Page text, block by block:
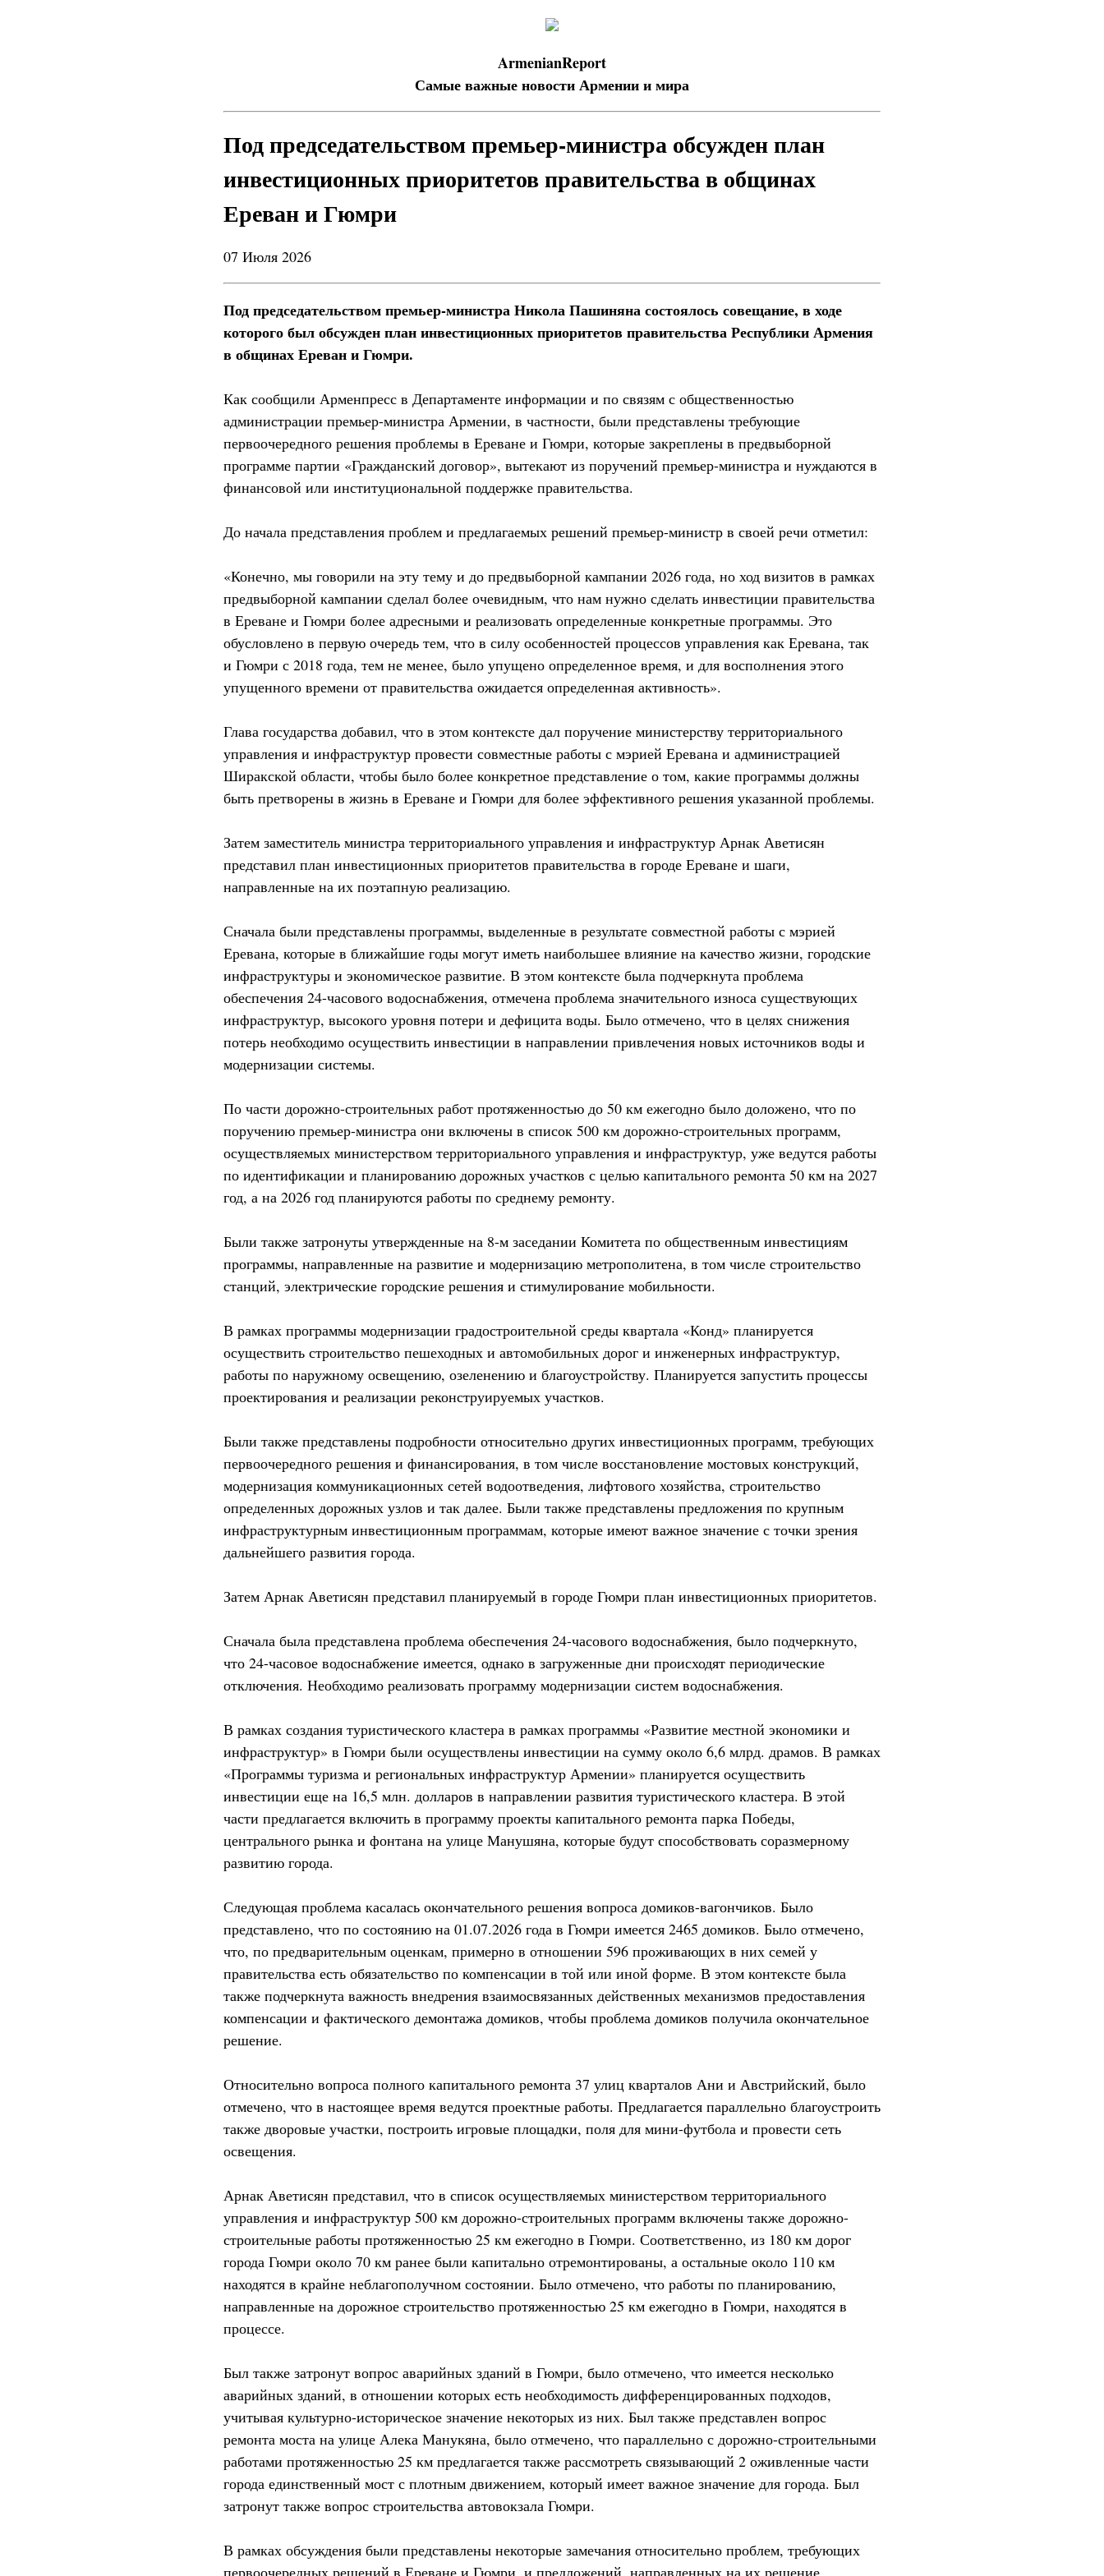
ArmenianReport
Самые важные новости Армении и мира
Под председательством премьер-министра обсужден план
инвестиционных приоритетов правительства в общинах
Ереван и Гюмри
07 Июля 2026
Под председательством премьер-министра Никола Пашиняна состоялось совещание, в ходе
которого был обсужден план инвестиционных приоритетов правительства Республики Армения
в общинах Ереван и Гюмри.
Как сообщили Арменпресс в Департаменте информации и по связям с общественностью
администрации премьер-министра Армении, в частности, были представлены требующие
первоочередного решения проблемы в Ереване и Гюмри, которые закреплены в предвыборной
программе партии «Гражданский договор», вытекают из поручений премьер-министра и нуждаются в
финансовой или институциональной поддержке правительства.
До начала представления проблем и предлагаемых решений премьер-министр в своей речи отметил:
«Конечно, мы говорили на эту тему и до предвыборной кампании 2026 года, но ход визитов в рамках
предвыборной кампании сделал более очевидным, что нам нужно сделать инвестиции правительства
в Ереване и Гюмри более адресными и реализовать определенные конкретные программы. Это
обусловлено в первую очередь тем, что в силу особенностей процессов управления как Еревана, так
и Гюмри с 2018 года, тем не менее, было упущено определенное время, и для восполнения этого
упущенного времени от правительства ожидается определенная активность».
Глава государства добавил, что в этом контексте дал поручение министерству территориального
управления и инфраструктур провести совместные работы с мэрией Еревана и администрацией
Ширакской области, чтобы было более конкретное представление о том, какие программы должны
быть претворены в жизнь в Ереване и Гюмри для более эффективного решения указанной проблемы.
Затем заместитель министра территориального управления и инфраструктур Арнак Аветисян
представил план инвестиционных приоритетов правительства в городе Ереване и шаги,
направленные на их поэтапную реализацию.
Сначала были представлены программы, выделенные в результате совместной работы с мэрией
Еревана, которые в ближайшие годы могут иметь наибольшее влияние на качество жизни, городские
инфраструктуры и экономическое развитие. В этом контексте была подчеркнута проблема
обеспечения 24-часового водоснабжения, отмечена проблема значительного износа существующих
инфраструктур, высокого уровня потери и дефицита воды. Было отмечено, что в целях снижения
потерь необходимо осуществить инвестиции в направлении привлечения новых источников воды и
модернизации системы.
По части дорожно-строительных работ протяженностью до 50 км ежегодно было доложено, что по
поручению премьер-министра они включены в список 500 км дорожно-строительных программ,
осуществляемых министерством территориального управления и инфраструктур, уже ведутся работы
по идентификации и планированию дорожных участков с целью капитального ремонта 50 км на 2027
год, а на 2026 год планируются работы по среднему ремонту.
Были также затронуты утвержденные на 8-м заседании Комитета по общественным инвестициям
программы, направленные на развитие и модернизацию метрополитена, в том числе строительство
станций, электрические городские решения и стимулирование мобильности.
В рамках программы модернизации градостроительной среды квартала «Конд» планируется
осуществить строительство пешеходных и автомобильных дорог и инженерных инфраструктур,
работы по наружному освещению, озеленению и благоустройству. Планируется запустить процессы
проектирования и реализации реконструируемых участков.
Были также представлены подробности относительно других инвестиционных программ, требующих
первоочередного решения и финансирования, в том числе восстановление мостовых конструкций,
модернизация коммуникационных сетей водоотведения, лифтового хозяйства, строительство
определенных дорожных узлов и так далее. Были также представлены предложения по крупным
инфраструктурным инвестиционным программам, которые имеют важное значение с точки зрения
дальнейшего развития города.
Затем Арнак Аветисян представил планируемый в городе Гюмри план инвестиционных приоритетов.
Сначала была представлена проблема обеспечения 24-часового водоснабжения, было подчеркнуто,
что 24-часовое водоснабжение имеется, однако в загруженные дни происходят периодические
отключения. Необходимо реализовать программу модернизации систем водоснабжения.
В рамках создания туристического кластера в рамках программы «Развитие местной экономики и
инфраструктур» в Гюмри были осуществлены инвестиции на сумму около 6,6 млрд. драмов. В рамках
«Программы туризма и региональных инфраструктур Армении» планируется осуществить
инвестиции еще на 16,5 млн. долларов в направлении развития туристического кластера. В этой
части предлагается включить в программу проекты капитального ремонта парка Победы,
центрального рынка и фонтана на улице Манушяна, которые будут способствовать соразмерному
развитию города.
Следующая проблема касалась окончательного решения вопроса домиков-вагончиков. Было
представлено, что по состоянию на 01.07.2026 года в Гюмри имеется 2465 домиков. Было отмечено,
что, по предварительным оценкам, примерно в отношении 596 проживающих в них семей у
правительства есть обязательство по компенсации в той или иной форме. В этом контексте была
также подчеркнута важность внедрения взаимосвязанных действенных механизмов предоставления
компенсации и фактического демонтажа домиков, чтобы проблема домиков получила окончательное
решение.
Относительно вопроса полного капитального ремонта 37 улиц кварталов Ани и Австрийский, было
отмечено, что в настоящее время ведутся проектные работы. Предлагается параллельно благоустроить
также дворовые участки, построить игровые площадки, поля для мини-футбола и провести сеть
освещения.
Арнак Аветисян представил, что в список осуществляемых министерством территориального
управления и инфраструктур 500 км дорожно-строительных программ включены также дорожно-
строительные работы протяженностью 25 км ежегодно в Гюмри. Соответственно, из 180 км дорог
города Гюмри около 70 км ранее были капитально отремонтированы, а остальные около 110 км
находятся в крайне неблагополучном состоянии. Было отмечено, что работы по планированию,
направленные на дорожное строительство протяженностью 25 км ежегодно в Гюмри, находятся в
процессе.
Был также затронут вопрос аварийных зданий в Гюмри, было отмечено, что имеется несколько
аварийных зданий, в отношении которых есть необходимость дифференцированных подходов,
учитывая культурно-историческое значение некоторых из них. Был также представлен вопрос
ремонта моста на улице Алека Манукяна, было отмечено, что параллельно с дорожно-строительными
работами протяженностью 25 км предлагается также рассмотреть связывающий 2 оживленные части
города единственный мост с плотным движением, который имеет важное значение для города. Был
затронут также вопрос строительства автовокзала Гюмри.
В рамках обсуждения были представлены некоторые замечания относительно проблем, требующих
первоочередных решений в Ереване и Гюмри, и предложений, направленных на их решение.